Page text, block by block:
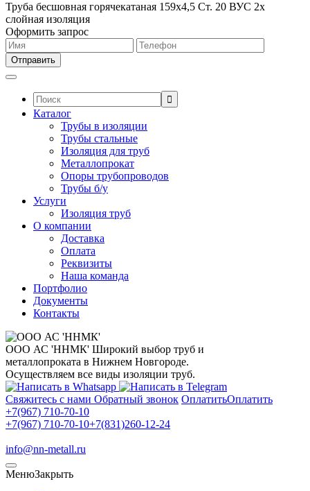
Труба бесшовная горячекатаная 159х4,5 Ст. 20 ВУС 2х
слойная изоляция
Оформить запрос
Поиск:
Каталог
Трубы в изоляции
Трубы стальные
Изоляция для труб
Металлопрокат
Опоры трубопроводов
Трубы б/у
Услуги
Изоляция труб
О компании
Доставка
Оплата
Реквизиты
Наша команда
Портфолио
Документы
Контакты
ООО АС 'ННМК' Широкий выбор труб и
металлопроката в Нижнем Новгороде.
Осуществляем все виды изоляции труб.
Свяжитесь с нами Обратный звонок ОплатитьОплатить
+7(967) 710-70-10
+7(967) 710-70-10+7(831)260-12-24
info@nn-metall.ru
МенюЗакрыть